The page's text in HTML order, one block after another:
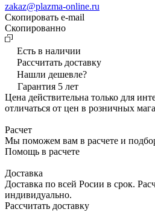
zakaz@plazma-online.ru
Скопировать e-mail
Cкопированно
Есть в наличии
Рассчитать доставку
Нашли дешевле?
Гарантия 5 лет
Цена действительна только для
отличаться от цен в розничных
Расчет
Мы поможем вам в расчете и
Помощь в расчете
Доставка
Доставка по всей Росии в срок.
индивидуально.
Рассчитать доставку